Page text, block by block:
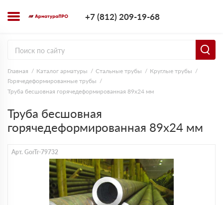
+7 (812) 209-19-68
Главная Каталог арматуры Стальные трубы
Круглые трубы
Горячедеформированные трубы
Труба бесшовная горячедеформированная 89х24 мм
Труба бесшовная
горячедеформированная 89х24 мм
Арт. GorTr-79732